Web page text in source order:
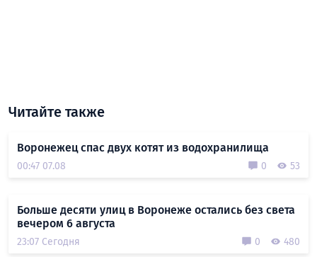
Читайте также
Воронежец спас двух котят из водохранилища
00:47 07.08 0 53
Больше десяти улиц в Воронеже остались без света
вечером 6 августа
23:07 Сегодня 0 480